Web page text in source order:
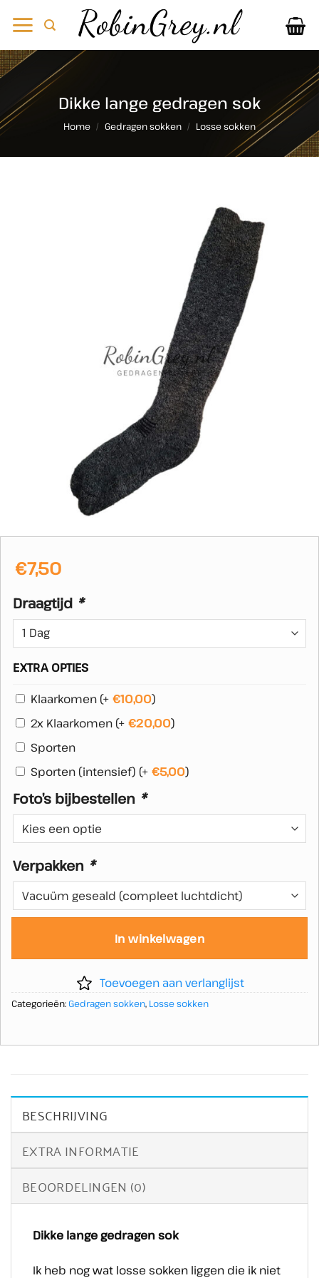
naar
Dikke lange gedragen sok
Home / Gedragen sokken / Losse sokken
€7,50
Draagtijd *
EXTRA OPTIES
Klaarkomen (+ €10,00)
2x Klaarkomen (+ €20,00)
Sporten
Sporten (intensief) (+ €5,00)
Foto’s bijbestellen *
Verpakken *
In winkelwagen
Toevoegen aan verlanglijst
Categorieën:Gedragen sokken, Losse sokken
BESCHRIJVING
EXTRA INFORMATIE
BEOORDELINGEN (0)
Dikke lange gedragen sok
Ik heb nog wat losse sokken liggen die ik niet